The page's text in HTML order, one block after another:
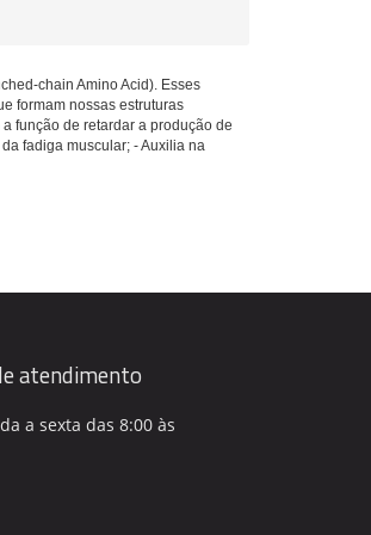
chain Amino Acid). Esses
formam nossas estruturas
função de retardar a produção de
fadiga muscular; - Auxilia na
atendimento
a sexta das 8:00 às